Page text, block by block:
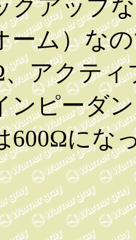
クアップ
ーム）な
アクテ
ンピーダ
600Ωにな